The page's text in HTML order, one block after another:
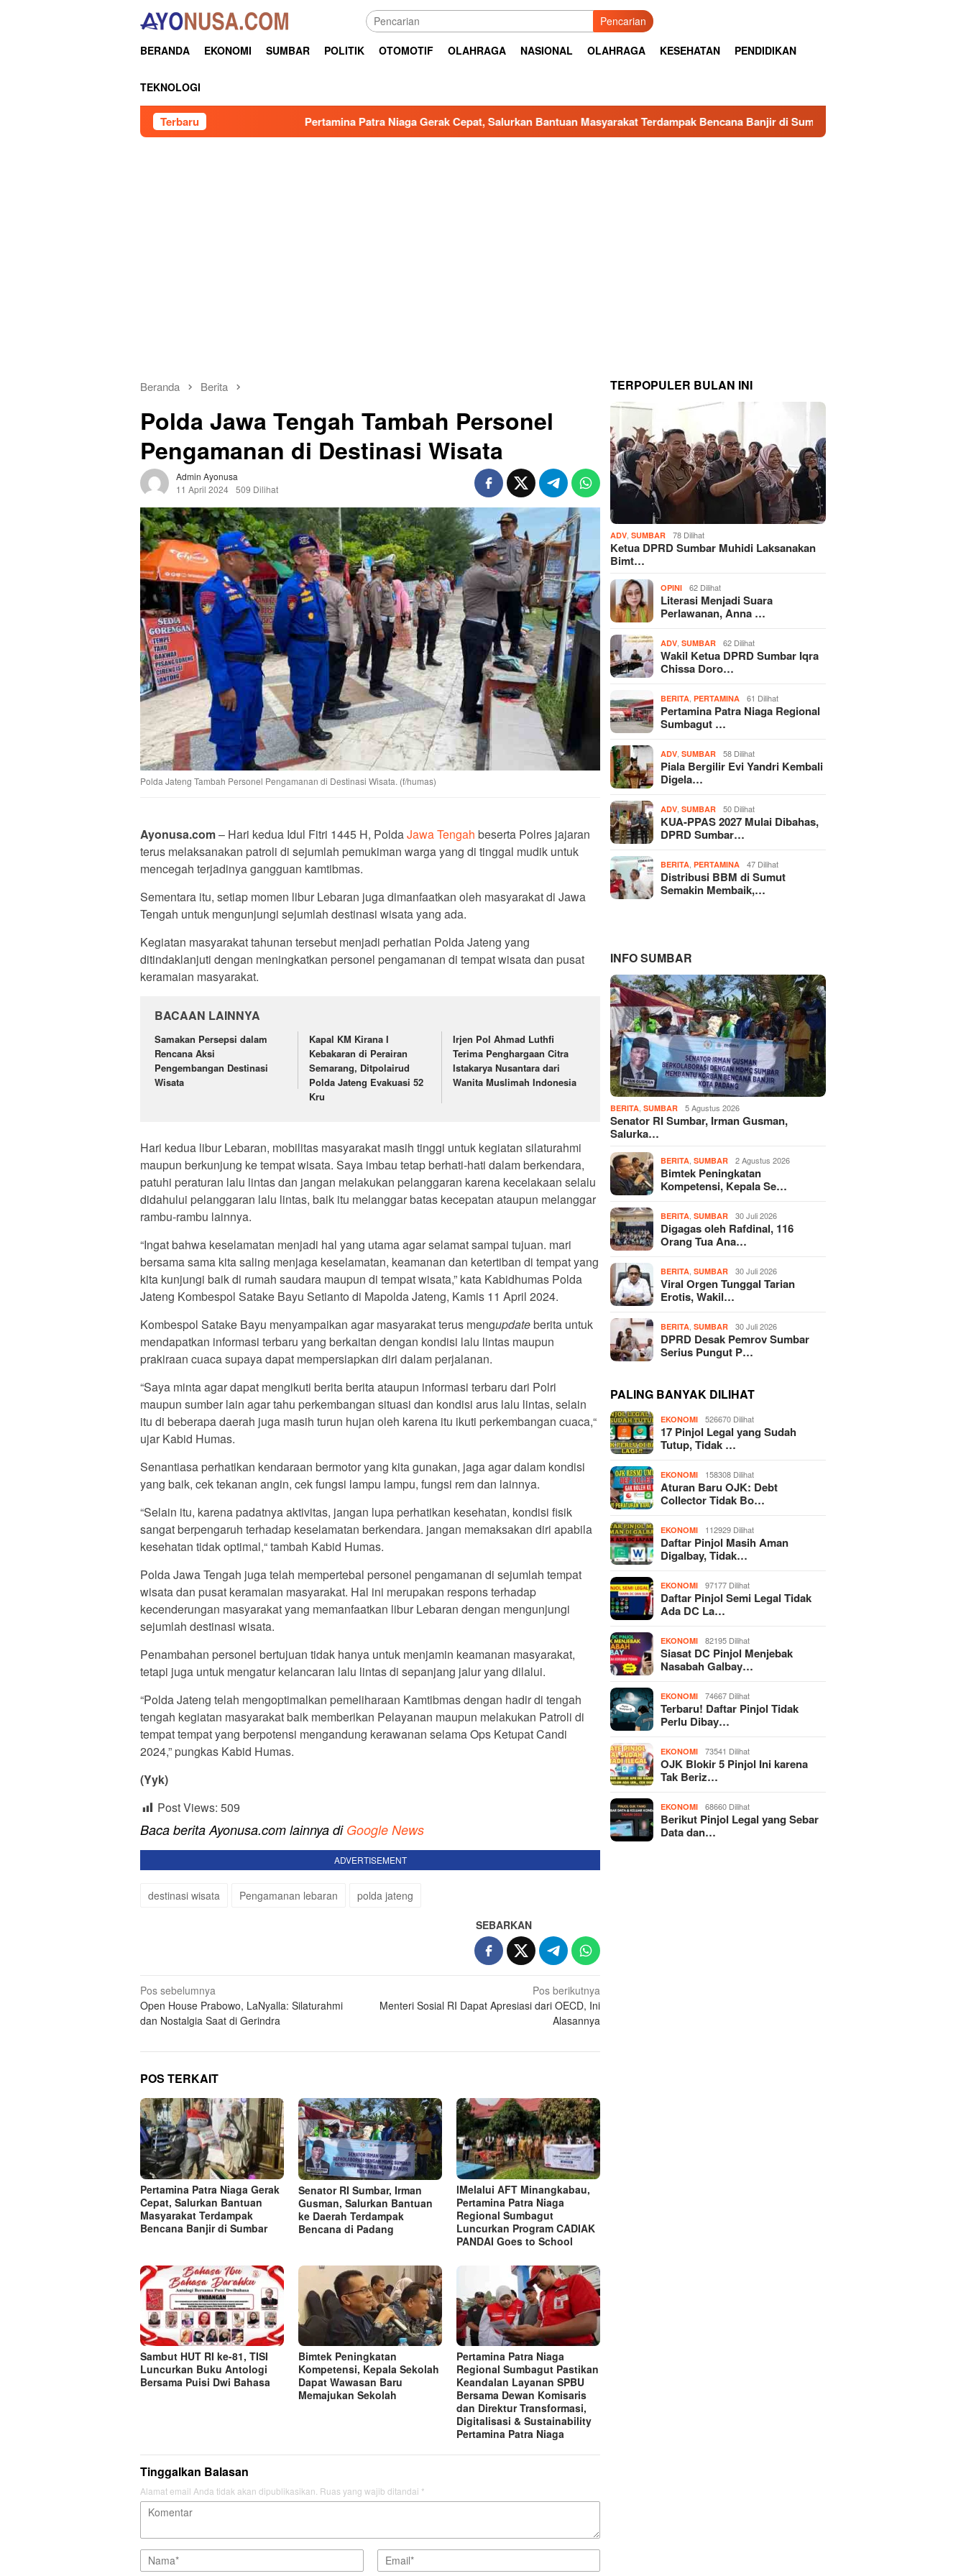
Pencarian
BERANDA EKONOMI SUMBAR POLITIK OTOMOTIF OLAHRAGA NASIONAL OLAHRAGA KESEHATAN PENDIDIKAN
TEKNOLOGI
Terbaru Pertamina Patra Niaga Gerak Cepat, Salurkan Bantuan Masyarakat Terdampak Bencana Banjir di Sumbar Senator RI Sumbar, Irman Gusman,
Beranda Berita
Polda Jawa Tengah Tambah Personel
Pengamanan di Destinasi Wisata
Admin Ayonusa
11 April 2024 509 Dilihat
Polda Jateng Tambah Personel Pengamanan di Destinasi Wisata. (f/humas)
Ayonusa.com– Hari kedua Idul Fitri 1445 H, PoldaJawa Tengah beserta Polres jajaran
terus melaksanakan patroli di sejumlah pemukiman warga yang di tinggal mudik untuk
mencegah terjadinya gangguan kamtibmas.
Sementara itu, setiap momen libur Lebaran juga dimanfaatkan oleh masyarakat di Jawa
Tengah untuk mengunjungi sejumlah destinasi wisata yang ada.
Kegiatan masyarakat tahunan tersebut menjadi perhatian Polda Jateng yang
ditindaklanjuti dengan meningkatkan personel pengamanan di tempat wisata dan pusat
keramaian masyarakat.
BACAAN LAINNYA
Samakan Persepsi dalam
Rencana Aksi
Pengembangan Destinasi
Wisata
Kapal KM Kirana I
Kebakaran di Perairan
Semarang, Ditpolairud
Polda Jateng Evakuasi 52
Kru
Irjen Pol Ahmad Luthfi
Terima Penghargaan Citra
Istakarya Nusantara dari
Wanita Muslimah Indonesia
Hari kedua libur Lebaran, mobilitas masyarakat masih tinggi untuk kegiatan silaturahmi
maupun berkunjung ke tempat wisata. Saya imbau tetap berhati-hati dalam berkendara,
patuhi peraturan lalu lintas dan jangan melakukan pelanggaran karena kecelakaan selalu
didahului pelanggaran lalu lintas, baik itu melanggar batas kecepatan ataupun melanggar
rambu-rambu lainnya.
“Ingat bahwa keselamatan menjadi hal yang utama agar selamat sampai tujuan. mari
bersama sama kita saling menjaga keselamatan, keamanan dan ketertiban di tempat yang
kita kunjungi baik di rumah saudara maupun di tempat wisata,” kata Kabidhumas Polda
Jateng Kombespol Satake Bayu Setianto di Mapolda Jateng, Kamis 11 April 2024.
Kombespol Satake Bayu menyampaikan agar masyarakat terus mengupdateberita untuk
mendapatkan informasi terbaru yang berkaitan dengan kondisi lalu lintas maupun
prakiraan cuaca supaya dapat mempersiapkan diri dalam perjalanan.
“Saya minta agar dapat mengikuti berita berita ataupun informasi terbaru dari Polri
maupun sumber lain agar tahu perkembangan situasi dan kondisi arus lalu lintas, selain
itu di beberapa daerah juga masih turun hujan oleh karena itu ikuti perkembangan cuaca,“
ujar Kabid Humas.
Senantiasa perhatikan kendaraan bermotor yang kita gunakan, jaga agar dalam kondisi
yang baik, cek tekanan angin, cek fungsi lampu lampu, fungsi rem dan lainnya.
“Selain itu, karena padatnya aktivitas, jangan lupa perhatikan kesehatan, kondisi fisik
sangat berpengaruh terhadap keselamatan berkendara. jangan memaksakan diri apabila
kesehatan tidak optimal,“ tambah Kabid Humas.
Polda Jawa Tengah juga telah mempertebal personel pengamanan di sejumlah tempat
wisata dan pusat keramaian masyarakat. Hal ini merupakan respons terhadap
kecenderungan masyarakat yang memanfaatkan libur Lebaran dengan mengunjungi
sejumlah destinasi wisata.
Penambahan personel bertujuan tidak hanya untuk menjamin keamanan masyarakat,
tetapi juga untuk mengatur kelancaran lalu lintas di sepanjang jalur yang dilalui.
“Polda Jateng telah mengoptimalkan pemeliharaan Kamtibmas dengan hadir di tengah
tengah kegiatan masyarakat baik memberikan Pelayanan maupun melakukan Patroli di
tempat tempat yang berpotensi mengandung kerawanan selama Ops Ketupat Candi
2024,” pungkas Kabid Humas.
(Yyk)
Post Views: 509
Baca berita Ayonusa.com lainnya di Google News
ADVERTISEMENT
destinasi wisata Pengamanan lebaran polda jateng
SEBARKAN
Navigasi
pos
Pos sebelumnya
Open House Prabowo, LaNyalla: Silaturahmi
dan Nostalgia Saat di Gerindra
Pos berikutnya
Menteri Sosial RI Dapat Apresiasi dari OECD, Ini
Alasannya
POS TERKAIT
Pertamina Patra Niaga Gerak
Cepat, Salurkan Bantuan
Masyarakat Terdampak
Bencana Banjir di Sumbar
Senator RI Sumbar, Irman
Gusman, Salurkan Bantuan
ke Daerah Terdampak
Bencana di Padang
lMelalui AFT Minangkabau,
Pertamina Patra Niaga
Regional Sumbagut
Luncurkan Program CADIAK
PANDAI Goes to School
Sambut HUT RI ke-81, TISI
Luncurkan Buku Antologi
Bersama Puisi Dwi Bahasa
Bimtek Peningkatan
Kompetensi, Kepala Sekolah
Dapat Wawasan Baru
Memajukan Sekolah
Pertamina Patra Niaga
Regional Sumbagut Pastikan
Keandalan Layanan SPBU
Bersama Dewan Komisaris
dan Direktur Transformasi,
Digitalisasi & Sustainability
Pertamina Patra Niaga
Tinggalkan Balasan
Alamat email Anda tidak akan dipublikasikan. Ruas yang wajib ditandai *
TERPOPULER BULAN INI
ADV ,SUMBAR 78 Dilihat
Ketua DPRD Sumbar Muhidi Laksanakan
Bimt…
OPINI 62 Dilihat
Literasi Menjadi Suara
Perlawanan, Anna …
ADV ,SUMBAR 62 Dilihat
Wakil Ketua DPRD Sumbar Iqra
Chissa Doro…
BERITA ,PERTAMINA 61 Dilihat
Pertamina Patra Niaga Regional
Sumbagut …
ADV ,SUMBAR 58 Dilihat
Piala Bergilir Evi Yandri Kembali
Digela…
ADV ,SUMBAR 50 Dilihat
KUA-PPAS 2027 Mulai Dibahas,
DPRD Sumbar…
BERITA ,PERTAMINA 47 Dilihat
Distribusi BBM di Sumut
Semakin Membaik,…
INFO SUMBAR
BERITA ,SUMBAR 5 Agustus 2026
Senator RI Sumbar, Irman Gusman,
Salurka…
BERITA ,SUMBAR 2 Agustus 2026
Bimtek Peningkatan
Kompetensi, Kepala Se…
BERITA ,SUMBAR 30 Juli 2026
Digagas oleh Rafdinal, 116
Orang Tua Ana…
BERITA ,SUMBAR 30 Juli 2026
Viral Orgen Tunggal Tarian
Erotis, Wakil…
BERITA ,SUMBAR 30 Juli 2026
DPRD Desak Pemrov Sumbar
Serius Pungut P…
PALING BANYAK DILIHAT
EKONOMI 526670 Dilihat
17 Pinjol Legal yang Sudah
Tutup, Tidak …
EKONOMI 158308 Dilihat
Aturan Baru OJK: Debt
Collector Tidak Bo…
EKONOMI 112929 Dilihat
Daftar Pinjol Masih Aman
Digalbay, Tidak…
EKONOMI 97177 Dilihat
Daftar Pinjol Semi Legal Tidak
Ada DC La…
EKONOMI 82195 Dilihat
Siasat DC Pinjol Menjebak
Nasabah Galbay…
EKONOMI 74667 Dilihat
Terbaru! Daftar Pinjol Tidak
Perlu Dibay…
EKONOMI 73541 Dilihat
OJK Blokir 5 Pinjol Ini karena
Tak Beriz…
EKONOMI 68660 Dilihat
Berikut Pinjol Legal yang Sebar
Data dan…